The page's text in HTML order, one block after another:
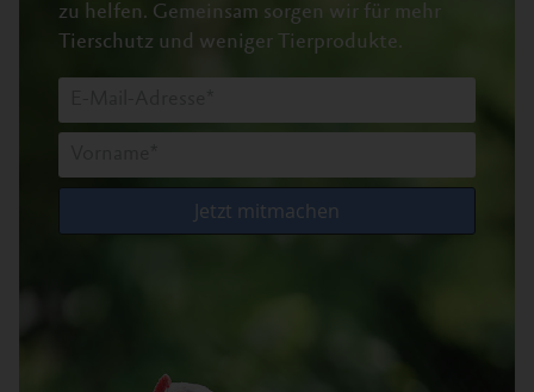
zu helfen. Gemeinsam sorgen wir für mehr
Tierschutz und weniger Tierprodukte.